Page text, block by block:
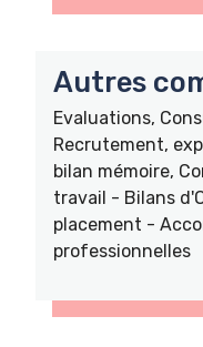
Autres
Evaluations,
Recrutement,
bilan mémoire,
travail - Bilans
placement -
professionnelles